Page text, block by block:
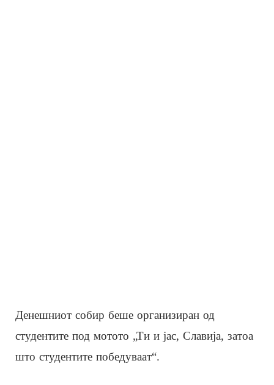
Денешниот собир беше организиран од
студентите под мотото „Ти и јас, Славија, затоа
што студентите победуваат“.